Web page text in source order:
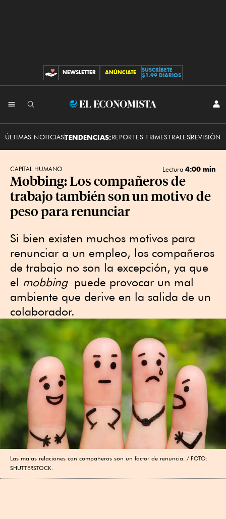
CONTRIBUCIONES
NEWSLETTER ANÚNCIATE
SUSCRÍBETE
$1.99 DIARIOS
El
ÚLTIMAS NOTICIASTENDENCIAS:REPORTES TRIMESTRALESREVISIÓN
CAPITAL HUMANO Lectura 4:00 min
Mobbing: Los compañeros de
trabajo también son un motivo de
peso para renunciar
Si bien existen muchos motivos para
renunciar a un empleo, los compañeros
de trabajo no son la excepción, ya que
el mobbing puede provocar un mal
ambiente que derive en la salida de un
colaborador.
Las malas relaciones con compañeros son un factor de renuncia.
FOTO:
SHUTTERSTOCK.